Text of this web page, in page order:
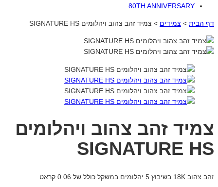
80TH ANNIVERSARY
דף הבית > צמידים > צמיד זהב צהוב ויהלומים SIGNATURE HS
צמיד זהב צהוב ויהלומים
SIGNATURE HS
זהב צהוב 18K בשיבוץ 5 יהלומים במשקל כולל של 0.06 קראט